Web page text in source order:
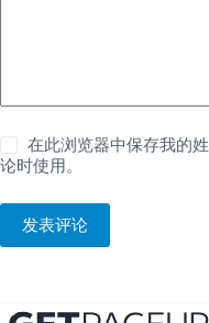
在此浏览器中保存我的
论时使用。
发表评论